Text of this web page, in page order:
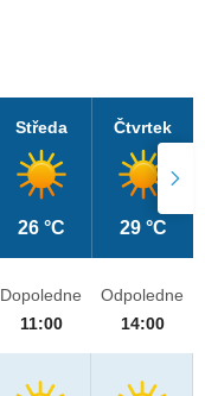
Středa
26 °C
Čtvrtek
29 °C
Dopoledne
11:00
Odpoledne
14:00